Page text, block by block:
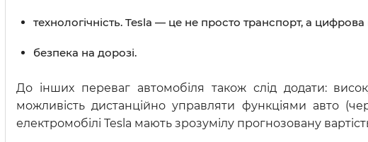
технологічність. Tesla — це не просто транспорт, а
безпека на дорозі.
До інших переваг автомобіля також слід додати:
можливість дистанційно управляти функціями авто
електромобілі Tesla мають зрозумілу прогнозовану